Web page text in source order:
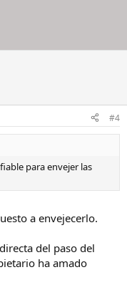
#4
para envejer las
a envejecerlo.
del paso del
ha amado